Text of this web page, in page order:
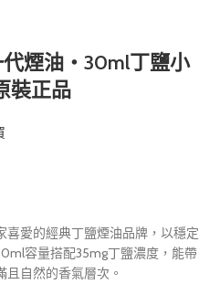
代煙油・30ml丁鹽小
裝正品
喜愛的經典丁鹽煙油品牌，以穩定
容量搭配35mg丁鹽濃度，能帶
自然的香氣層次。